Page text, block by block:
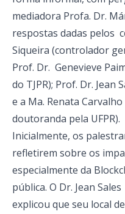
mediadora Profa. Dr.
respostas dadas pelos
Siqueira (controlador
Prof. Dr. Genevieve
do TJPR); Prof. Dr. Jean
e a Ma. Renata
doutoranda pela UFPR).
Inicialmente, os
refletirem sobre os
especialmente da
pública. O Dr. Jean Sales
explicou que seu local